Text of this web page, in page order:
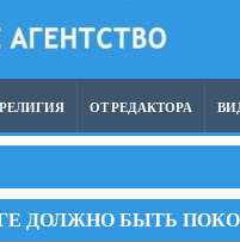
РЕЛИГИЯ ОТ РЕДАКТОРА
ДОЛЖНО БЫТЬ